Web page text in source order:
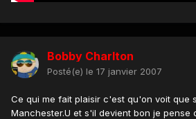
Bobby Charlton
Posté(e) le 17 janvier 2007
Ce qui me fait plaisir c'est qu'on voit que
Manchester.U et s'il devient bon je pense